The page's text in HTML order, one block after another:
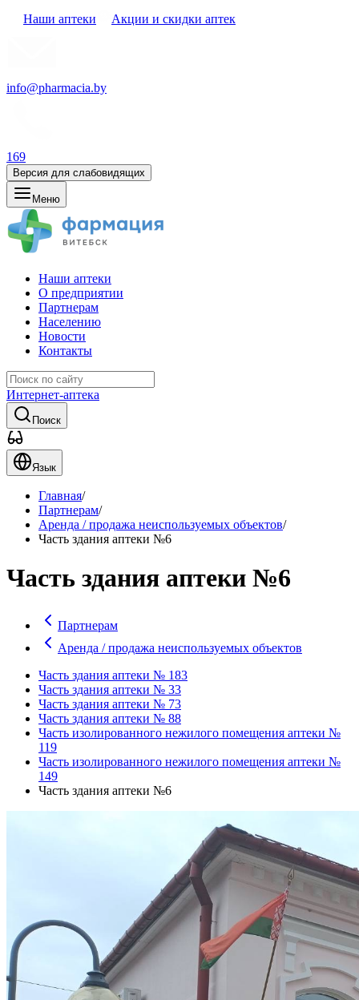
Наши аптеки Акции и скидки аптек
info@pharmacia.by
169
Версия для слабовидящих
Меню
Наши аптеки
О предприятии
Партнерам
Населению
Новости
Контакты
Интернет-аптека
Поиск
Язык
Главная/
Партнерам/
Аренда / продажа неиспользуемых объектов/
Часть здания аптеки №6
Часть здания аптеки №6
Партнерам
Аренда / продажа неиспользуемых объектов
Часть здания аптеки № 183
Часть здания аптеки № 33
Часть здания аптеки № 73
Часть здания аптеки № 88
Часть изолированного нежилого помещения аптеки №
119
Часть изолированного нежилого помещения аптеки №
149
Часть здания аптеки №6